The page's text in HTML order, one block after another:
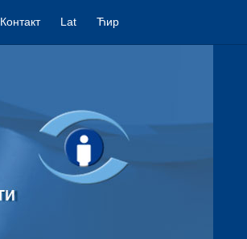
Контакт Lat Ћир